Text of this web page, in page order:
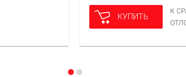
КУПИТЬ
К